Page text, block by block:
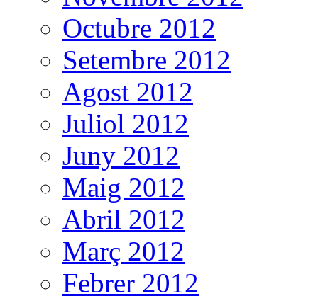
Octubre 2012
Setembre 2012
Agost 2012
Juliol 2012
Juny 2012
Maig 2012
Abril 2012
Març 2012
Febrer 2012